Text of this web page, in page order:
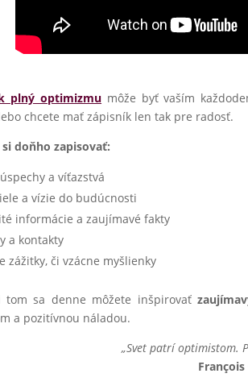
plný optimizmu môže byť vaším
chcete mať zápisník len tak pre radosť.
doňho zapisovať:
a víťazstvá
a vízie do budúcnosti
informácie a zaujímavé fakty
a kontakty
zážitky, či vzácne myšlienky
tom sa denne môžete inšpirovať
a pozitívnou náladou.
„Svet patrí optimistom.